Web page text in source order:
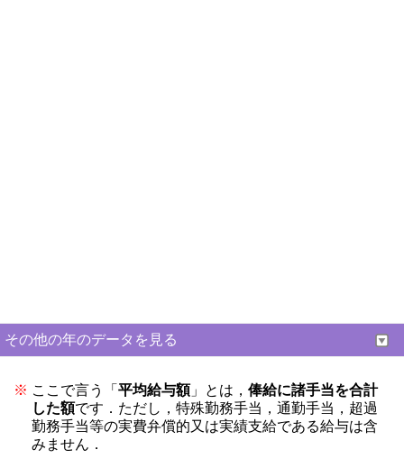
その他の年のデータを見る
※ ここで言う「 平均給与額」とは， 俸給に諸手当を合計
した額です．ただし，特殊勤務手当，通勤手当，超過
勤務手当等の実費弁償的又は実績支給である給与は含
みません．